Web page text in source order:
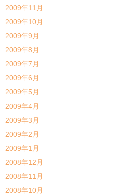
2009年11月
2009年10月
2009年9月
2009年8月
2009年7月
2009年6月
2009年5月
2009年4月
2009年3月
2009年2月
2009年1月
2008年12月
2008年11月
2008年10月